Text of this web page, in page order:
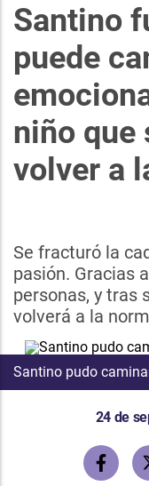
Santino
puede
niño que
volver a
Se fracturó la
pasión. Gracias
personas, y tras
volverá a la
Santino pudo
24 de